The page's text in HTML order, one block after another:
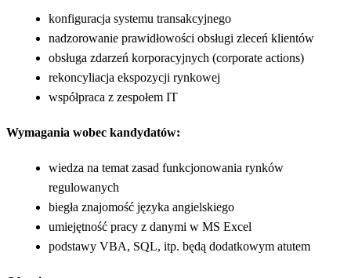
konfiguracja systemu transakcyjnego
nadzorowanie prawidłowości obsługi zleceń klientów
obsługa zdarzeń korporacyjnych (corporate actions)
rekoncyliacja ekspozycji rynkowej
współpraca z zespołem IT
Wymagania wobec kandydatów:
wiedza na temat zasad funkcjonowania rynków
regulowanych
biegła znajomość języka angielskiego
umiejętność pracy z danymi w MS Excel
podstawy VBA, SQL, itp. będą dodatkowym atutem